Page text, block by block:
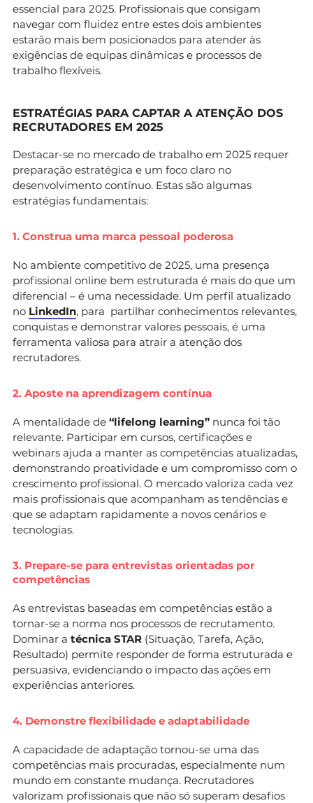
essencial para 2025. Profissionais que consigam
navegar com fluidez entre estes dois ambientes
estarão mais bem posicionados para atender às
exigências de equipas dinâmicas e processos de
trabalho flexíveis.
ESTRATÉGIAS PARA CAPTAR A ATENÇÃO DOS
RECRUTADORES EM 2025
Destacar-se no mercado de trabalho em 2025 requer
preparação estratégica e um foco claro no
desenvolvimento contínuo. Estas são algumas
estratégias fundamentais:
1. Construa uma marca pessoal poderosa
No ambiente competitivo de 2025, uma presença
profissional online bem estruturada é mais do que um
diferencial – é uma necessidade. Um perfil atualizado
no LinkedIn, para partilhar conhecimentos relevantes,
conquistas e demonstrar valores pessoais, é uma
ferramenta valiosa para atrair a atenção dos
recrutadores.
2. Aposte na aprendizagem contínua
A mentalidade de “lifelong learning” nunca foi tão
relevante. Participar em cursos, certificações e
webinars ajuda a manter as competências atualizadas,
demonstrando proatividade e um compromisso com o
crescimento profissional. O mercado valoriza cada vez
mais profissionais que acompanham as tendências e
que se adaptam rapidamente a novos cenários e
tecnologias.
3. Prepare-se para entrevistas orientadas por
competências
As entrevistas baseadas em competências estão a
tornar-se a norma nos processos de recrutamento.
Dominar a técnica STAR (Situação, Tarefa, Ação,
Resultado) permite responder de forma estruturada e
persuasiva, evidenciando o impacto das ações em
experiências anteriores.
4. Demonstre flexibilidade e adaptabilidade
A capacidade de adaptação tornou-se uma das
competências mais procuradas, especialmente num
mundo em constante mudança. Recrutadores
valorizam profissionais que não só superam desafios